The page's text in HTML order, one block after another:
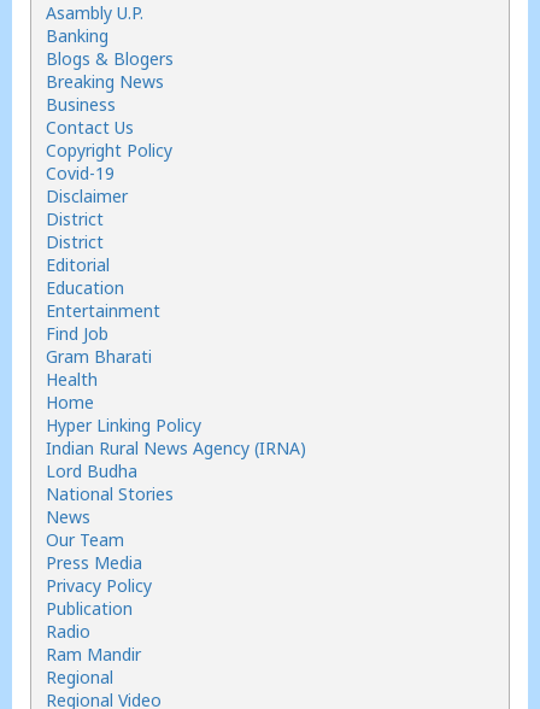
Asambly U.P.
Banking
Blogs & Blogers
Breaking News
Business
Contact Us
Copyright Policy
Covid-19
Disclaimer
District
District
Editorial
Education
Entertainment
Find Job
Gram Bharati
Health
Home
Hyper Linking Policy
Indian Rural News Agency (IRNA)
Lord Budha
National Stories
News
Our Team
Press Media
Privacy Policy
Publication
Radio
Ram Mandir
Regional
Regional Video